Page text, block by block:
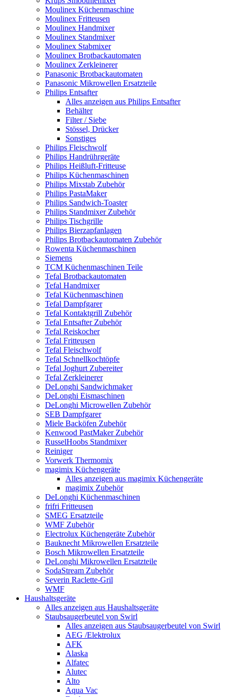
Moulinex Küchenmaschine
Moulinex Fritteusen
Moulinex Handmixer
Moulinex Standmixer
Moulinex Stabmixer
Moulinex Brotbackautomaten
Moulinex Zerkleinerer
Panasonic Brotbackautomaten
Panasonic Mikrowellen Ersatzteile
Philips Entsafter
Alles anzeigen aus Philips Entsafter
Behälter
Filter / Siebe
Stössel, Drücker
Sonstiges
Philips Fleischwolf
Philips Handrührgeräte
Philips Heißluft-Fritteuse
Philips Küchenmaschinen
Philips Mixstab Zubehör
Philips PastaMaker
Philips Sandwich-Toaster
Philips Standmixer Zubehör
Philips Tischgrille
Philips Bierzapfanlagen
Philips Brotbackautomaten Zubehör
Rowenta Küchenmaschinen
Siemens
TCM Küchenmaschinen Teile
Tefal Brotbackautomaten
Tefal Handmixer
Tefal Küchenmaschinen
Tefal Dampfgarer
Tefal Kontaktgrill Zubehör
Tefal Entsafter Zubehör
Tefal Reiskocher
Tefal Fritteusen
Tefal Fleischwolf
Tefal Schnellkochtöpfe
Tefal Joghurt Zubereiter
Tefal Zerkleinerer
DeLonghi Sandwichmaker
DeLonghi Eismaschinen
DeLonghi Microwellen Zubehör
SEB Dampfgarer
Miele Backöfen Zubehör
Kenwood PastMaker Zubehör
RusselHoobs Standmixer
Reiniger
Vorwerk Thermomix
magimix Küchengeräte
Alles anzeigen aus magimix Küchengeräte
magimix Zubehör
DeLonghi Küchenmaschinen
frifri Fritteusen
SMEG Ersatzteile
WMF Zubehör
Electrolux Küchengeräte Zubehör
Bauknecht Mikrowellen Ersatzteile
Bosch Mikrowellen Ersatzteile
DeLonghi Mikrowellen Ersatzteile
SodaStream Zubehör
Severin Raclette-Gril
WMF
Haushaltsgeräte
Alles anzeigen aus Haushaltsgeräte
Staubsaugerbeutel von Swirl
Alles anzeigen aus Staubsaugerbeutel von Swirl
AEG /Elektrolux
AFK
Alaska
Alfatec
Alutec
Alto
Aqua Vac